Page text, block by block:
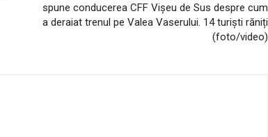
spune conducerea CFF Vișeu de Sus despre cum
a deraiat trenul pe Valea Vaserului. 14 turiști răniți
(foto/video)